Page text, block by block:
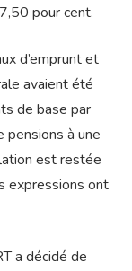
pour cent.
d’emprunt et
avaient été
de base par
pensions à une
est restée
expressions ont
a décidé de